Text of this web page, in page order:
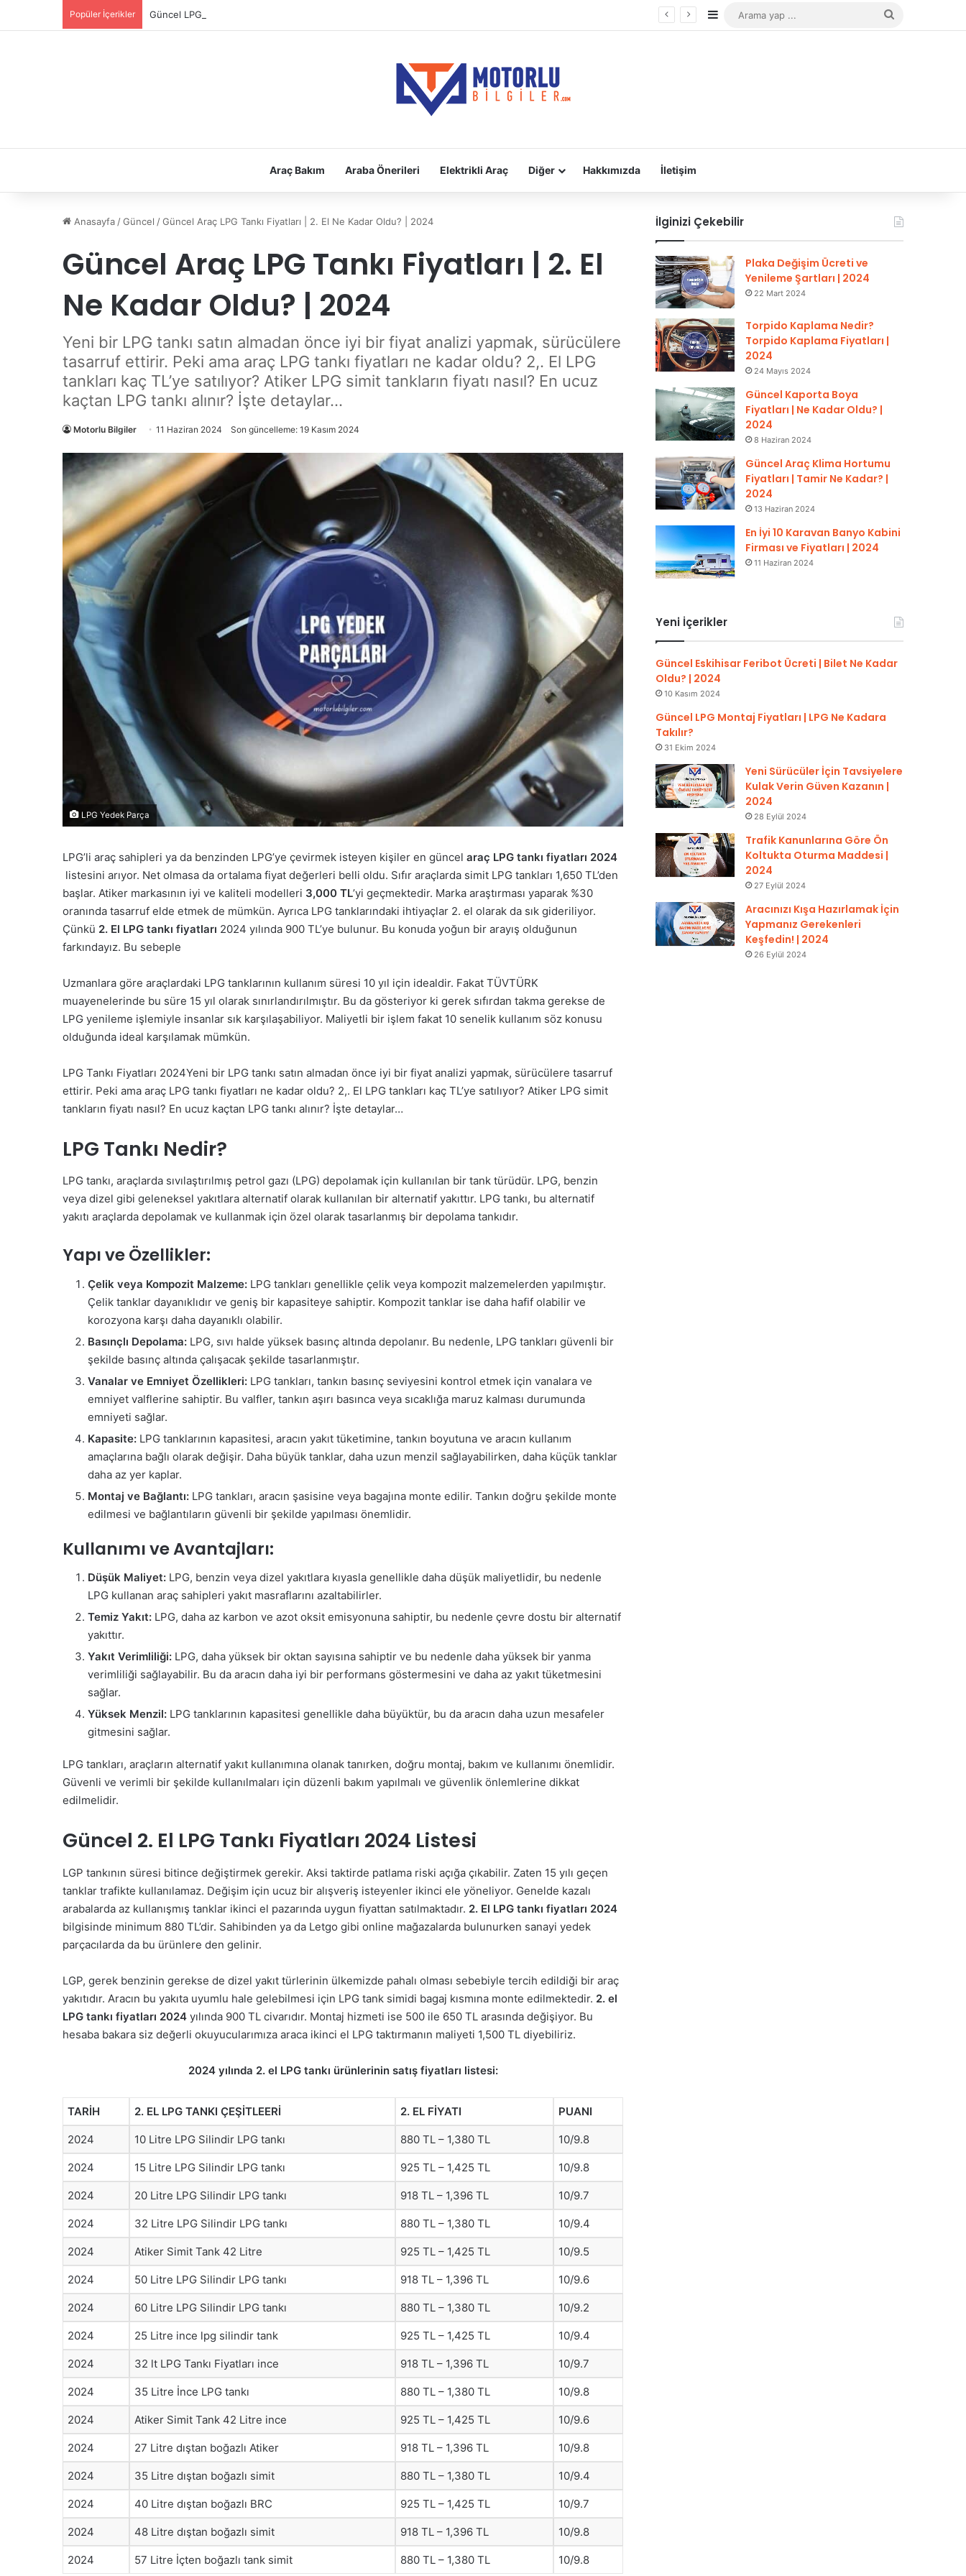
Popüler İçerikler Güncel LPG Montaj Fiyatları | LPG Ne Kadara Takılır? Kenar Bölmesi
Araç Bakım Araba Önerileri Elektrikli Araç Diğer Hakkımızda İletişim
Anasayfa /Güncel /Güncel Araç LPG Tankı Fiyatları | 2. El Ne Kadar Oldu? | 2024
Güncel Araç LPG Tankı Fiyatları | 2. El
Ne Kadar Oldu? | 2024
Yeni bir LPG tankı satın almadan önce iyi bir fiyat analizi yapmak, sürücülere
tasarruf ettirir. Peki ama araç LPG tankı fiyatları ne kadar oldu? 2,. El LPG
tankları kaç TL’ye satılıyor? Atiker LPG simit tankların fiyatı nasıl? En ucuz
kaçtan LPG tankı alınır? İşte detaylar…
Motorlu Bilgiler 11 Haziran 2024 Son güncelleme: 19 Kasım 2024
LPG Yedek Parça
LPG’li araç sahipleri ya da benzinden LPG’ye çevirmek isteyen kişiler en güncel araç LPG tankı fiyatları 2024
listesini arıyor. Net olmasa da ortalama fiyat değerleri belli oldu. Sıfır araçlarda simit LPG tankları 1,650 TL’den
başlar. Atiker markasının iyi ve kaliteli modelleri 3,000 TL’yi geçmektedir. Marka araştırması yaparak %30
oranında tasarruf elde etmek de mümkün. Ayrıca LPG tanklarındaki ihtiyaçlar 2. el olarak da sık gideriliyor.
Çünkü 2. El LPG tankı fiyatları 2024 yılında 900 TL’ye bulunur. Bu konuda yoğun bir arayış olduğunun
farkındayız. Bu sebeple
Uzmanlara göre araçlardaki LPG tanklarının kullanım süresi 10 yıl için idealdir. Fakat TÜVTÜRK
muayenelerinde bu süre 15 yıl olarak sınırlandırılmıştır. Bu da gösteriyor ki gerek sıfırdan takma gerekse de
LPG yenileme işlemiyle insanlar sık karşılaşabiliyor. Maliyetli bir işlem fakat 10 senelik kullanım söz konusu
olduğunda ideal karşılamak mümkün.
LPG Tankı Fiyatları 2024Yeni bir LPG tankı satın almadan önce iyi bir fiyat analizi yapmak, sürücülere tasarruf
ettirir. Peki ama araç LPG tankı fiyatları ne kadar oldu? 2,. El LPG tankları kaç TL’ye satılıyor? Atiker LPG simit
tankların fiyatı nasıl? En ucuz kaçtan LPG tankı alınır? İşte detaylar…
LPG Tankı Nedir?
LPG tankı, araçlarda sıvılaştırılmış petrol gazı (LPG) depolamak için kullanılan bir tank türüdür. LPG, benzin
veya dizel gibi geleneksel yakıtlara alternatif olarak kullanılan bir alternatif yakıttır. LPG tankı, bu alternatif
yakıtı araçlarda depolamak ve kullanmak için özel olarak tasarlanmış bir depolama tankıdır.
Yapı ve Özellikler:
Çelik veya Kompozit Malzeme: LPG tankları genellikle çelik veya kompozit malzemelerden yapılmıştır.
Çelik tanklar dayanıklıdır ve geniş bir kapasiteye sahiptir. Kompozit tanklar ise daha hafif olabilir ve
korozyona karşı daha dayanıklı olabilir.
Basınçlı Depolama: LPG, sıvı halde yüksek basınç altında depolanır. Bu nedenle, LPG tankları güvenli bir
şekilde basınç altında çalışacak şekilde tasarlanmıştır.
Vanalar ve Emniyet Özellikleri: LPG tankları, tankın basınç seviyesini kontrol etmek için vanalara ve
emniyet valflerine sahiptir. Bu valfler, tankın aşırı basınca veya sıcaklığa maruz kalması durumunda
emniyeti sağlar.
Kapasite: LPG tanklarının kapasitesi, aracın yakıt tüketimine, tankın boyutuna ve aracın kullanım
amaçlarına bağlı olarak değişir. Daha büyük tanklar, daha uzun menzil sağlayabilirken, daha küçük tanklar
daha az yer kaplar.
Montaj ve Bağlantı: LPG tankları, aracın şasisine veya bagajına monte edilir. Tankın doğru şekilde monte
edilmesi ve bağlantıların güvenli bir şekilde yapılması önemlidir.
Kullanımı ve Avantajları:
Düşük Maliyet: LPG, benzin veya dizel yakıtlara kıyasla genellikle daha düşük maliyetlidir, bu nedenle
LPG kullanan araç sahipleri yakıt masraflarını azaltabilirler.
Temiz Yakıt: LPG, daha az karbon ve azot oksit emisyonuna sahiptir, bu nedenle çevre dostu bir alternatif
yakıttır.
Yakıt Verimliliği: LPG, daha yüksek bir oktan sayısına sahiptir ve bu nedenle daha yüksek bir yanma
verimliliği sağlayabilir. Bu da aracın daha iyi bir performans göstermesini ve daha az yakıt tüketmesini
sağlar.
Yüksek Menzil: LPG tanklarının kapasitesi genellikle daha büyüktür, bu da aracın daha uzun mesafeler
gitmesini sağlar.
LPG tankları, araçların alternatif yakıt kullanımına olanak tanırken, doğru montaj, bakım ve kullanımı önemlidir.
Güvenli ve verimli bir şekilde kullanılmaları için düzenli bakım yapılmalı ve güvenlik önlemlerine dikkat
edilmelidir.
Güncel 2. El LPG Tankı Fiyatları 2024 Listesi
LGP tankının süresi bitince değiştirmek gerekir. Aksi taktirde patlama riski açığa çıkabilir. Zaten 15 yılı geçen
tanklar trafikte kullanılamaz. Değişim için ucuz bir alışveriş isteyenler ikinci ele yöneliyor. Genelde kazalı
arabalarda az kullanışmış tanklar ikinci el pazarında uygun fiyattan satılmaktadır. 2. El LPG tankı fiyatları 2024
bilgisinde minimum 880 TL’dir. Sahibinden ya da Letgo gibi online mağazalarda bulunurken sanayi yedek
parçacılarda da bu ürünlere den gelinir.
LGP, gerek benzinin gerekse de dizel yakıt türlerinin ülkemizde pahalı olması sebebiyle tercih edildiği bir araç
yakıtıdır. Aracın bu yakıta uyumlu hale gelebilmesi için LPG tank simidi bagaj kısmına monte edilmektedir. 2. el
LPG tankı fiyatları 2024 yılında 900 TL civarıdır. Montaj hizmeti ise 500 ile 650 TL arasında değişiyor. Bu
hesaba bakara siz değerli okuyucularımıza araca ikinci el LPG taktırmanın maliyeti 1,500 TL diyebiliriz.
2024 yılında 2. el LPG tankı ürünlerinin satış fiyatları listesi:
TARİH 2. EL LPG TANKI ÇEŞİTLEERİ 2. EL FİYATI PUANI
2024 10 Litre LPG Silindir LPG tankı 880 TL – 1,380 TL 10/9.8
2024 15 Litre LPG Silindir LPG tankı 925 TL – 1,425 TL 10/9.8
2024 20 Litre LPG Silindir LPG tankı 918 TL – 1,396 TL 10/9.7
2024 32 Litre LPG Silindir LPG tankı 880 TL – 1,380 TL 10/9.4
2024 Atiker Simit Tank 42 Litre 925 TL – 1,425 TL 10/9.5
2024 50 Litre LPG Silindir LPG tankı 918 TL – 1,396 TL 10/9.6
2024 60 Litre LPG Silindir LPG tankı 880 TL – 1,380 TL 10/9.2
2024 25 Litre ince lpg silindir tank 925 TL – 1,425 TL 10/9.4
2024 32 lt LPG Tankı Fiyatları ince 918 TL – 1,396 TL 10/9.7
2024 35 Litre İnce LPG tankı 880 TL – 1,380 TL 10/9.8
2024 Atiker Simit Tank 42 Litre ince 925 TL – 1,425 TL 10/9.6
2024 27 Litre dıştan boğazlı Atiker 918 TL – 1,396 TL 10/9.8
2024 35 Litre dıştan boğazlı simit 880 TL – 1,380 TL 10/9.4
2024 40 Litre dıştan boğazlı BRC 925 TL – 1,425 TL 10/9.7
2024 48 Litre dıştan boğazlı simit 918 TL – 1,396 TL 10/9.8
2024 57 Litre İçten boğazlı tank simit 880 TL – 1,380 TL 10/9.8
İlginizi Çekebilir
Plaka Değişim Ücreti ve
Yenileme Şartları | 2024
22 Mart 2024
Torpido Kaplama Nedir?
Torpido Kaplama Fiyatları |
2024
24 Mayıs 2024
Güncel Kaporta Boya
Fiyatları | Ne Kadar Oldu? |
2024
8 Haziran 2024
Güncel Araç Klima Hortumu
Fiyatları | Tamir Ne Kadar? |
2024
13 Haziran 2024
En İyi 10 Karavan Banyo Kabini
Firması ve Fiyatları | 2024
11 Haziran 2024
Yeni İçerikler
Güncel Eskihisar Feribot Ücreti | Bilet Ne Kadar
Oldu? | 2024
10 Kasım 2024
Güncel LPG Montaj Fiyatları | LPG Ne Kadara
Takılır?
31 Ekim 2024
Yeni Sürücüler İçin Tavsiyelere
Kulak Verin Güven Kazanın |
2024
28 Eylül 2024
Trafik Kanunlarına Göre Ön
Koltukta Oturma Maddesi |
2024
27 Eylül 2024
Aracınızı Kışa Hazırlamak İçin
Yapmanız Gerekenleri
Keşfedin! | 2024
26 Eylül 2024